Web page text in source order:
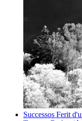
Successos Ferit